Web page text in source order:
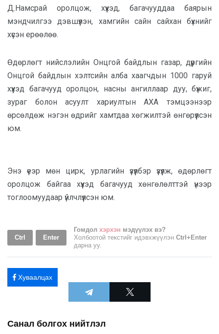
Д.Намсрай оролцож, хүүхэд, багачууддаа баярын
мэндчилгээ дэвшүүлэн, хамгийн сайн сайхан бүхнийг
хүсэн ерөөлөө.
Өдөрлөгт нийслэлийн Онцгой байдлын газар, дүүргийн
Онцгой байдлын хэлтсийн алба хаагчдын 1000 гаруй
хүүхэд багачууд оролцон, насны ангиллаар дуу, бүжиг,
зураг болон асуулт хариултын АХА тэмцээнээр
өрсөлдөж нэгэн өдрийг хамтдаа хөгжилтэй өнгөрүүлсэн
юм.
Энэ үеэр мөн цирк, урлагийн үзүүлбэр үзүүлж, өдөрлөгт
оролцож байгаа хүүхэд багачууд хөнгөлөлттэй үнээр
тоглоомуудаар үйлчлүүлсэн юм.
Ctrl Enter
Гомдол хэрхэн мэдүүлэх вэ?
Холбоотой текстийг идэвхжүүлэн Ctrl+Enter
дарна уу.
Хуваалцах
Санал болгох нийтлэл